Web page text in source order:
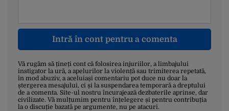
Intră în cont pentru a comenta
Vă rugăm să țineți cont că folosirea injuriilor, a limbajului
instigator la ură, a apelurilor la violență sau trimiterea repetată,
în mod abuziv, a aceluiași comentariu pot duce nu doar la
ștergerea mesajului, ci și la suspendarea temporară a dreptului
de a comenta. Site-ul nostru încurajează dezbaterile aprinse, dar
civilizate. Vă mulțumim pentru înțelegere și pentru contribuția
la o discuție bazată pe argumente, nu pe atacuri.